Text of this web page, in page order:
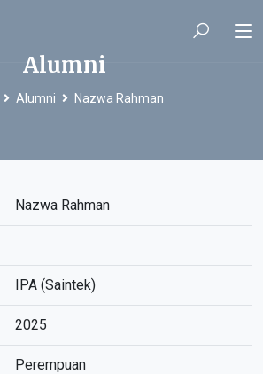
Alumni
Alumni Nazwa Rahman
Nazwa Rahman
IPA (Saintek)
2025
Perempuan